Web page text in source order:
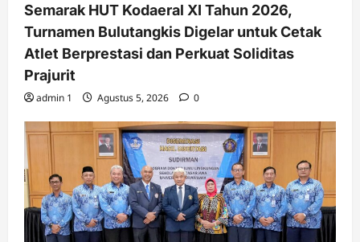
Semarak HUT Kodaeral XI Tahun 2026,
Turnamen Bulutangkis Digelar untuk Cetak
Atlet Berprestasi dan Perkuat Soliditas
Prajurit
admin 1 Agustus 5, 2026 0